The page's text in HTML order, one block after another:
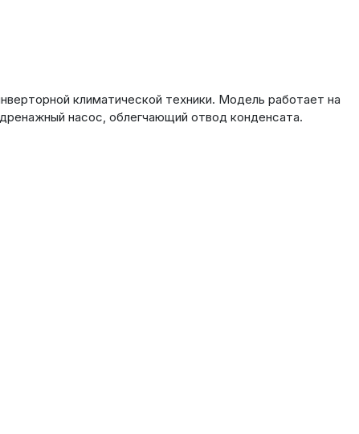
климатической техники. Модель работает на
насос, облегчающий отвод конденсата.